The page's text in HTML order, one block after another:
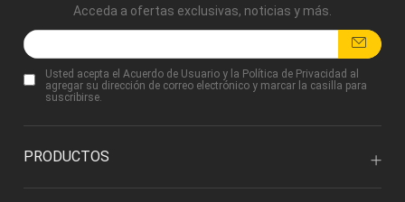
Acceda a ofertas exclusivas, noticias y más.
Usted acepta el Acuerdo de Usuario y la Política de Privacidad al
agregar su dirección de correo electrónico y marcar la casilla para
suscribirse.
PRODUCTOS